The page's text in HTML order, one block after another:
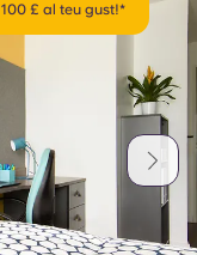
£ al teu gust!*